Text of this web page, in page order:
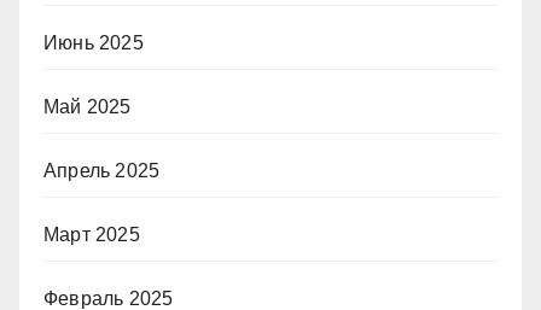
Июнь 2025
Май 2025
Апрель 2025
Март 2025
Февраль 2025